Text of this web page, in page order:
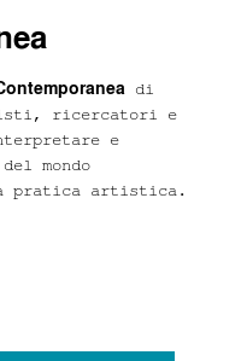
di
ricercatori e
e
mondo
pratica artistica.